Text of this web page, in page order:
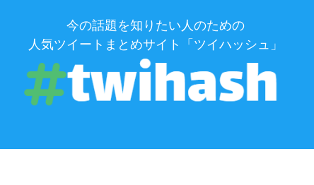
今の話題を知りたい人のための
人気ツイートまとめサイト「ツイハッシュ」